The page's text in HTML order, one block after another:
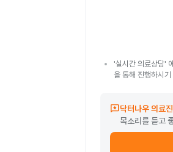
'실시간 의료상담'
을 통해 진행하시
reviews닥터나우 의료
목소리를 듣고